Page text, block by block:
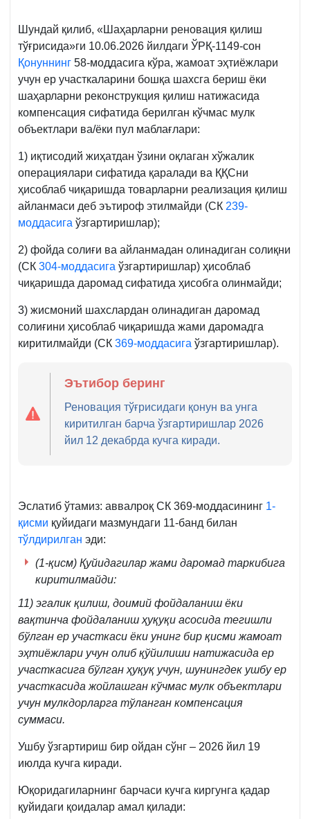
Шундай қилиб, «Шаҳарларни реновация қилиш
тўғрисида»ги 10.06.2026 йилдаги ЎРҚ-1149-сон
Қонуннинг 58-моддасига кўра, жамоат эҳтиёжлари
учун ер участкаларини бошқа шахсга бериш ёки
шаҳарларни реконструкция қилиш натижасида
компенсация сифатида берилган кўчмас мулк
объектлари ва/ёки пул маблағлари:
1) иқтисодий жиҳатдан ўзини оқлаган хўжалик
операциялари сифатида қаралади ва ҚҚСни
ҳисоблаб чиқаришда товарларни реализация қилиш
айланмаси деб эътироф этилмайди (СК 239-
моддасига ўзгартиришлар);
2) фойда солиғи ва айланмадан олинадиган солиқни
(СК 304-моддасига ўзгартиришлар) ҳисоблаб
чиқаришда даромад сифатида ҳисобга олинмайди;
3) жисмоний шахслардан олинадиган даромад
солиғини ҳисоблаб чиқаришда жами даромадга
киритилмайди (СК 369-моддасига ўзгартиришлар).
Эътибор беринг
Реновация тўғрисидаги қонун ва унга
киритилган барча ўзгартиришлар 2026
йил 12 декабрда кучга киради.
Эслатиб ўтамиз: аввалроқ СК 369-моддасининг 1-
қисми қуйидаги мазмундаги 11-банд билан
тўлдирилган эди:
(1-қисм) Қуйидагилар жами даромад таркибига
киритилмайди:
11) эгалик қилиш, доимий фойдаланиш ёки
вақтинча фойдаланиш ҳуқуқи асосида тегишли
бўлган ер участкаси ёки унинг бир қисми жамоат
эҳтиёжлари учун олиб қўйилиши натижасида ер
участкасига бўлган ҳуқуқ учун, шунингдек ушбу ер
участкасида жойлашган кўчмас мулк объектлари
учун мулкдорларга тўланган компенсация
суммаси.
Ушбу ўзгартириш бир ойдан сўнг – 2026 йил 19
июлда кучга киради.
Юқоридагиларнинг барчаси кучга киргунга қадар
қуйидаги қоидалар амал қилади: